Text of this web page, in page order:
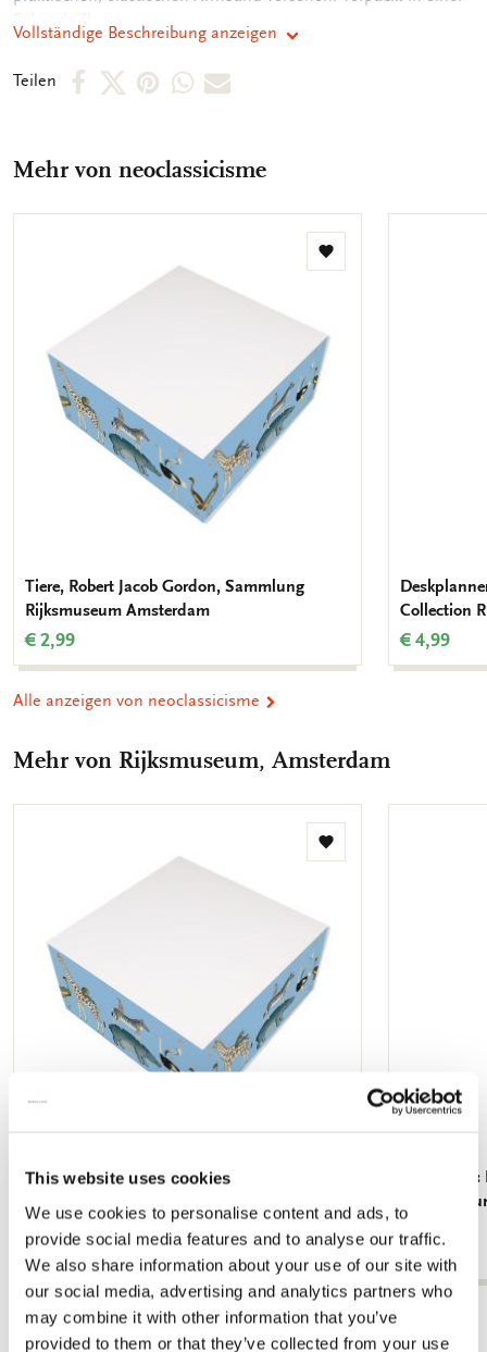
This website uses cookies
We use cookies to personalise content and ads, to
provide social media features and to analyse our traffic.
We also share information about your use of our site with
our social media, advertising and analytics partners who
may combine it with other information that you’ve
provided to them or that they’ve collected from your use
Vollständige Beschreibung anzeigen
Teilen
Per Per Per PerPer
teilen
Mehr von neoclassicisme
Zur
Tiere, Robert Jacob Gordon, Sammlung
Rijksmuseum Amsterdam
€ 2,99
Collection
€ 4,99
Alle anzeigen von neoclassicisme
Mehr von Rijksmuseum, Amsterdam
Zur
Tiere, Robert Jacob Gordon, Sammlung
€ 2,99 € 2,99
Alle anzeigen von Rijksmuseum, Amsterdam